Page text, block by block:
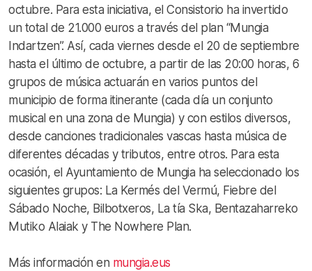
octubre. Para esta iniciativa, el Consistorio ha invertido
un total de 21.000 euros a través del plan “Mungia
Indartzen”. Así, cada viernes desde el 20 de septiembre
hasta el último de octubre, a partir de las 20:00 horas, 6
grupos de música actuarán en varios puntos del
municipio de forma itinerante (cada día un conjunto
musical en una zona de Mungia) y con estilos diversos,
desde canciones tradicionales vascas hasta música de
diferentes décadas y tributos, entre otros. Para esta
ocasión, el Ayuntamiento de Mungia ha seleccionado los
siguientes grupos: La Kermés del Vermú, Fiebre del
Sábado Noche, Bilbotxeros, La tía Ska, Bentazaharreko
Mutiko Alaiak y The Nowhere Plan.
Más información en mungia.eus